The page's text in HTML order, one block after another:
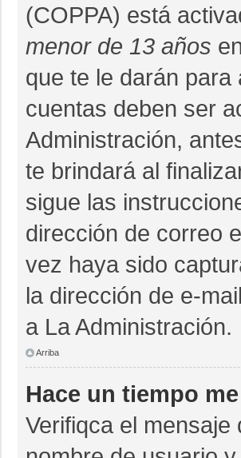
(COPPA) está
menor de 13 años
que te le darán
cuentas deben ser
Administración,
te brindará al
sigue las
dirección de correo
vez haya sido
la dirección de e-
a La Administración.
Arriba
Hace un tiempo
Verifiqca el